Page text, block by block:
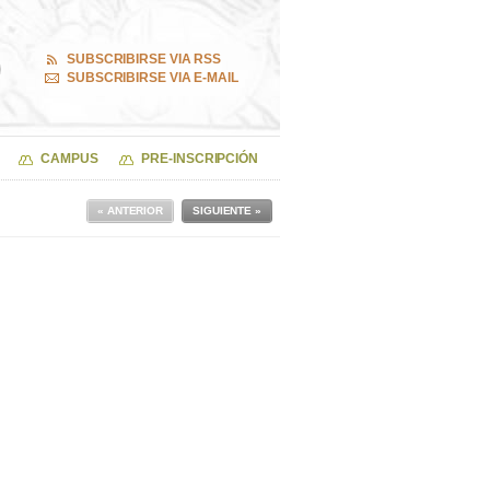
SUBSCRIBIRSE VIA RSS
SUBSCRIBIRSE VIA E-MAIL
CAMPUS PRE-INSCRIPCIÓN
SIGUIENTE »
« ANTERIOR